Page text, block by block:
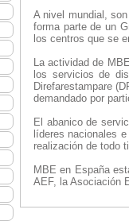
A nivel mundial,
forma parte de un
los centros que se
La actividad de
los servicios de
Direfarestampare
demandado por
El abanico de
líderes nacionales
realización de todo
MBE en España
AEF, la Asociación